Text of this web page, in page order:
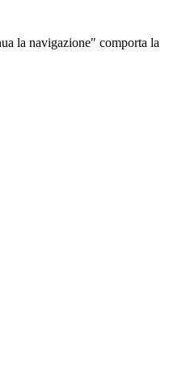
la navigazione" comporta la